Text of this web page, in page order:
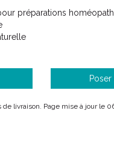
homéopathique utilisé en
des fatigues oculaires.
préparations
de livraison. Page mise à jour le